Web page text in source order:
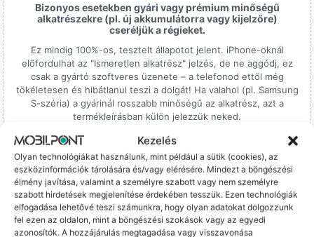
Kezelés
Olyan technológiákat használunk, mint például a sütik (cookies), az
eszközinformációk tárolására és/vagy elérésére. Mindezt a böngészési
élmény javítása, valamint a személyre szabott vagy nem személyre
szabott hirdetések megjelenítése érdekében tesszük. Ezen technológiák
elfogadása lehetővé teszi számunkra, hogy olyan adatokat dolgozzunk
fel ezen az oldalon, mint a böngészési szokások vagy az egyedi
azonosítók. A hozzájárulás megtagadása vagy visszavonása
Bizonyos esetekben gyári vagy prémium minőségű
alkatrészekre (pl. új akkumulátorra vagy kijelzőre)
cseréljük a régieket.
Ez mindig 100%-os, tesztelt állapotot jelent. iPhone-oknál
előfordulhat az "Ismeretlen alkatrész" jelzés, de ne aggódj, ez
csak a gyártó szoftveres üzenete – a telefonod ettől még
tökéletesen és hibátlanul teszi a dolgát! Ha valahol (pl. Samsung
S-széria) a gyárinál rosszabb minőségű az alkatrész, azt a
termékleírásban külön jelezzük neked.
100% Elérhetőség